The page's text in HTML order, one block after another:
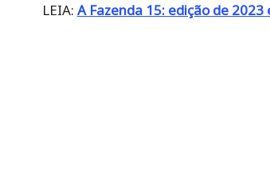
LEIA: A Fazenda 15: edição de